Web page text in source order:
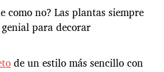
como no? Las plantas siempre
para decorar
de un estilo más sencillo con